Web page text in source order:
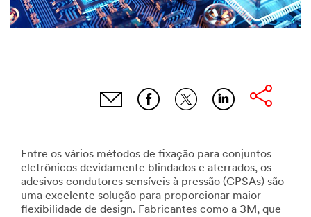
Entre os vários métodos de fixação para conjuntos
eletrônicos devidamente blindados e aterrados, os
adesivos condutores sensíveis à pressão (CPSAs) são
uma excelente solução para proporcionar maior
flexibilidade de design. Fabricantes como a 3M, que